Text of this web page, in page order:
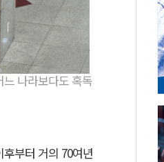
나라보다도 혹독
부터 거의 70여년